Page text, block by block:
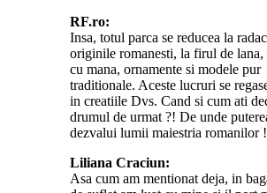
RF.ro:
Insa, totul parca se reducea la
originile romanesti, la firul de lana,
cu mana, ornamente si modele pur
traditionale. Aceste lucruri se
in creatiile Dvs. Cand si cum ati
drumul de urmat ?! De unde
dezvalui lumii maiestria romanilor !
Liliana Craciun:
Asa cum am mentionat deja, in